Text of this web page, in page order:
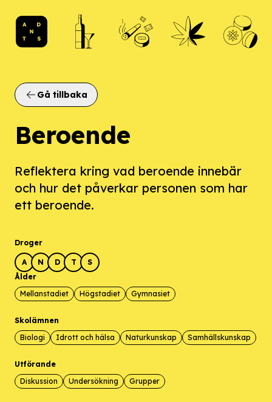
ANDTS logo
Gå tillbaka
Beroende
Reflektera kring vad beroende innebär
och hur det påverkar personen som har
ett beroende.
Droger
A N D T
S
Ålder
Mellanstadiet
Högstadiet Gymnasiet
Skolämnen
Biologi
Idrott och hälsa Naturkunskap Samhällskunskap
Utförande
Diskussion
Undersökning Grupper